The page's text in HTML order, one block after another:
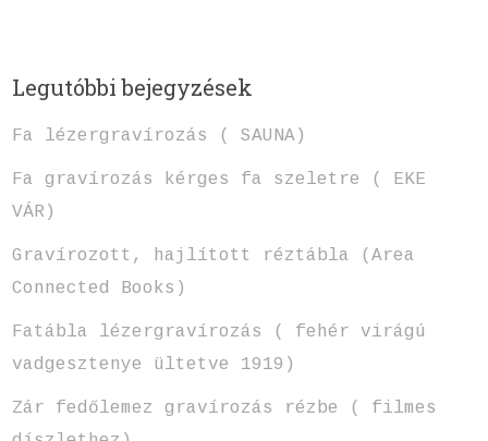
Legutóbbi bejegyzések
Fa lézergravírozás ( SAUNA)
Fa gravírozás kérges fa szeletre ( EKE
VÁR)
Gravírozott, hajlított réztábla (Area
Connected Books)
Fatábla lézergravírozás ( fehér virágú
vadgesztenye ültetve 1919)
Zár fedőlemez gravírozás rézbe ( filmes